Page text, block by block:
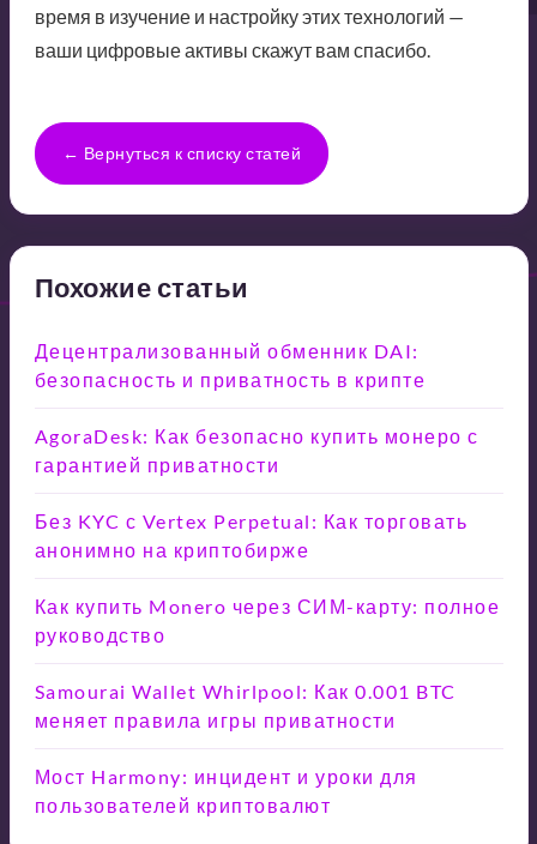
время в изучение и настройку этих технологий —
ваши цифровые активы скажут вам спасибо.
← Вернуться к списку статей
Похожие статьи
Децентрализованный обменник DAI:
безопасность и приватность в крипте
AgoraDesk: Как безопасно купить монеро с
гарантией приватности
Без KYC с Vertex Perpetual: Как торговать
анонимно на криптобирже
Как купить Monero через СИМ-карту: полное
руководство
Samourai Wallet Whirlpool: Как 0.001 BTC
меняет правила игры приватности
Мост Harmony: инцидент и уроки для
пользователей криптовалют